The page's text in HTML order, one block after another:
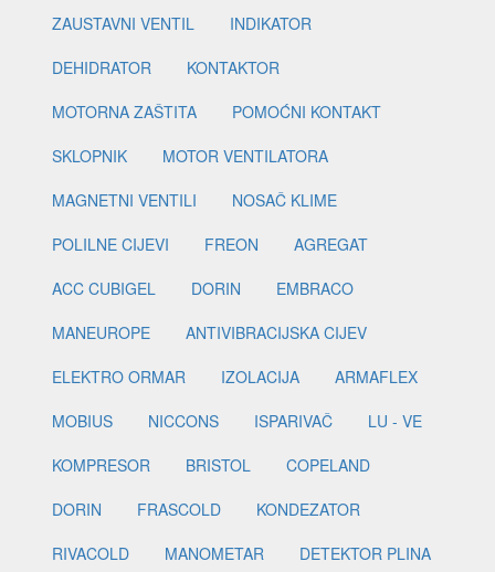
ZAUSTAVNI VENTIL
INDIKATOR
DEHIDRATOR
KONTAKTOR
MOTORNA ZAŠTITA
POMOĆNI KONTAKT
SKLOPNIK
MOTOR VENTILATORA
MAGNETNI VENTILI
NOSAČ KLIME
POLILNE CIJEVI
FREON
AGREGAT
ACC CUBIGEL
DORIN
EMBRACO
MANEUROPE
ANTIVIBRACIJSKA CIJEV
ELEKTRO ORMAR
IZOLACIJA
ARMAFLEX
MOBIUS
NICCONS ISPARIVAČ
LU - VE
KOMPRESOR
BRISTOL
COPELAND
DORIN
FRASCOLD
KONDEZATOR
RIVACOLD
MANOMETAR
DETEKTOR PLINA